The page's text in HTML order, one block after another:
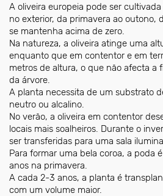
A oliveira europeia pode ser
no exterior, da primavera ao outono,
se mantenha acima de zero.
Na natureza, a oliveira atinge uma
enquanto que em contentor e em
metros de altura, o que não afecta a
da árvore.
A planta necessita de um substrato
neutro ou alcalino.
No verão, a oliveira em contentor
locais mais soalheiros. Durante o
ser transferidas para uma sala
Para formar uma bela coroa, a poda
anos na primavera.
A cada 2-3 anos, a planta é
com um volume maior.